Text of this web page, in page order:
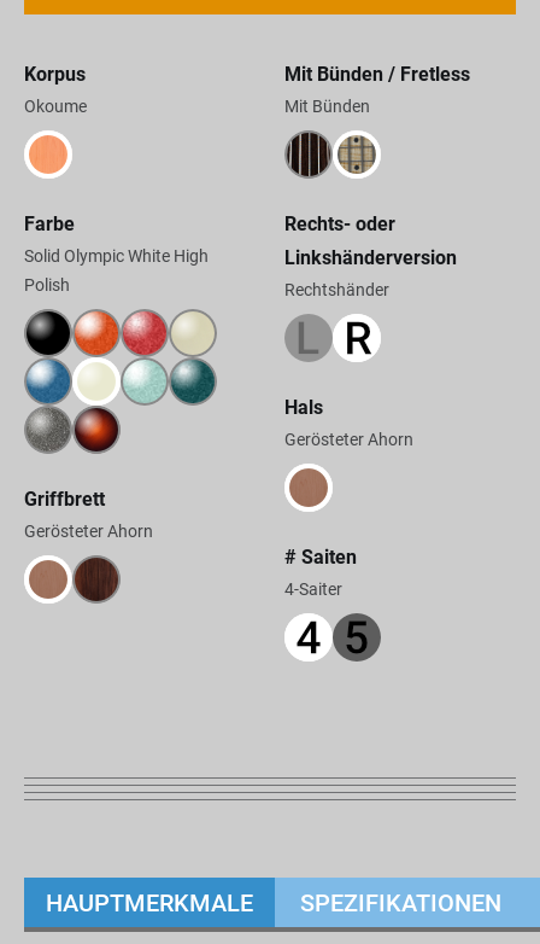
Korpus
Okoume
Farbe
Solid Olympic White High
Polish
Griffbrett
Gerösteter Ahorn
Mit Bünden / Fretless
Mit Bünden
Rechts- oder
Linkshänderversion
Rechtshänder
Hals
Gerösteter Ahorn
# Saiten
4-Saiter
HAUPTMERKMALE SPEZIFIKATIONEN